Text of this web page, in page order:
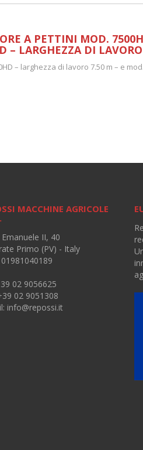
A PETTINI MOD.
– LARGHEZZA DI
– larghezza di lavoro 7.50 m – e
MACCHINE AGRICOLE
Emanuele II, 40
Primo (PV) - Italy
01981040189
02 9056625
02 9051308
info@repossi.it